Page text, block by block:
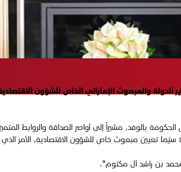
رئيس حكومة إقليم كوردستان مسرور بارزاني، الخميس 11 أيلول 2025، وزير الدولة
بالوفد، مشيراً إلى أواصر الصداقة والروابط
تعيين مبعوث خاص للشؤون الاقتصادية، الأمر الذي
محمد بن راشد آل مكتوم".